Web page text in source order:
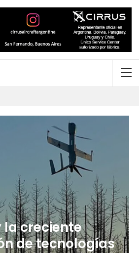
la creciente
de tecnologías